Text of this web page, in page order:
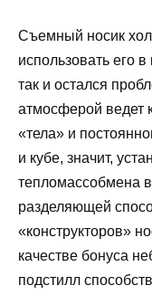
Съемный носик
использовать его
так и остался
атмосферой ведет
«тела» и
и кубе, значит,
тепломассобмена
разделяющей
«конструкторов»
качестве бонуса
подстилл